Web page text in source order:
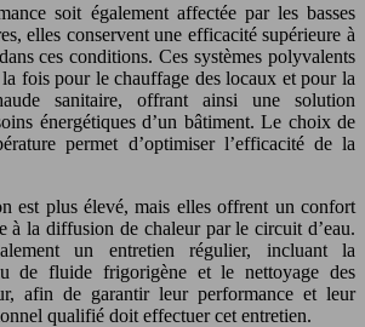
soit également affectée par les basses
elles conservent une efficacité supérieure à
ces conditions. Ces systèmes polyvalents
fois pour le chauffage des locaux et pour la
sanitaire, offrant ainsi une solution
énergétiques d’un bâtiment. Le choix de
permet d’optimiser l’efficacité de la
est plus élevé, mais elles offrent un confort
à la diffusion de chaleur par le circuit d’eau.
un entretien régulier, incluant la
de fluide frigorigène et le nettoyage des
afin de garantir leur performance et leur
qualifié doit effectuer cet entretien.